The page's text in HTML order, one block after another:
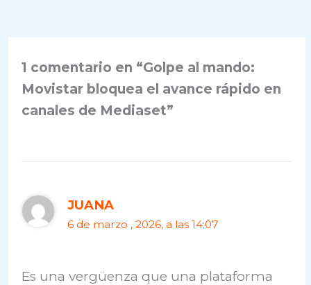
1 comentario en “Golpe al mando:
Movistar bloquea el avance rápido en
canales de Mediaset”
JUANA
6 de marzo , 2026, a las 14:07
Es una vergüenza que una plataforma